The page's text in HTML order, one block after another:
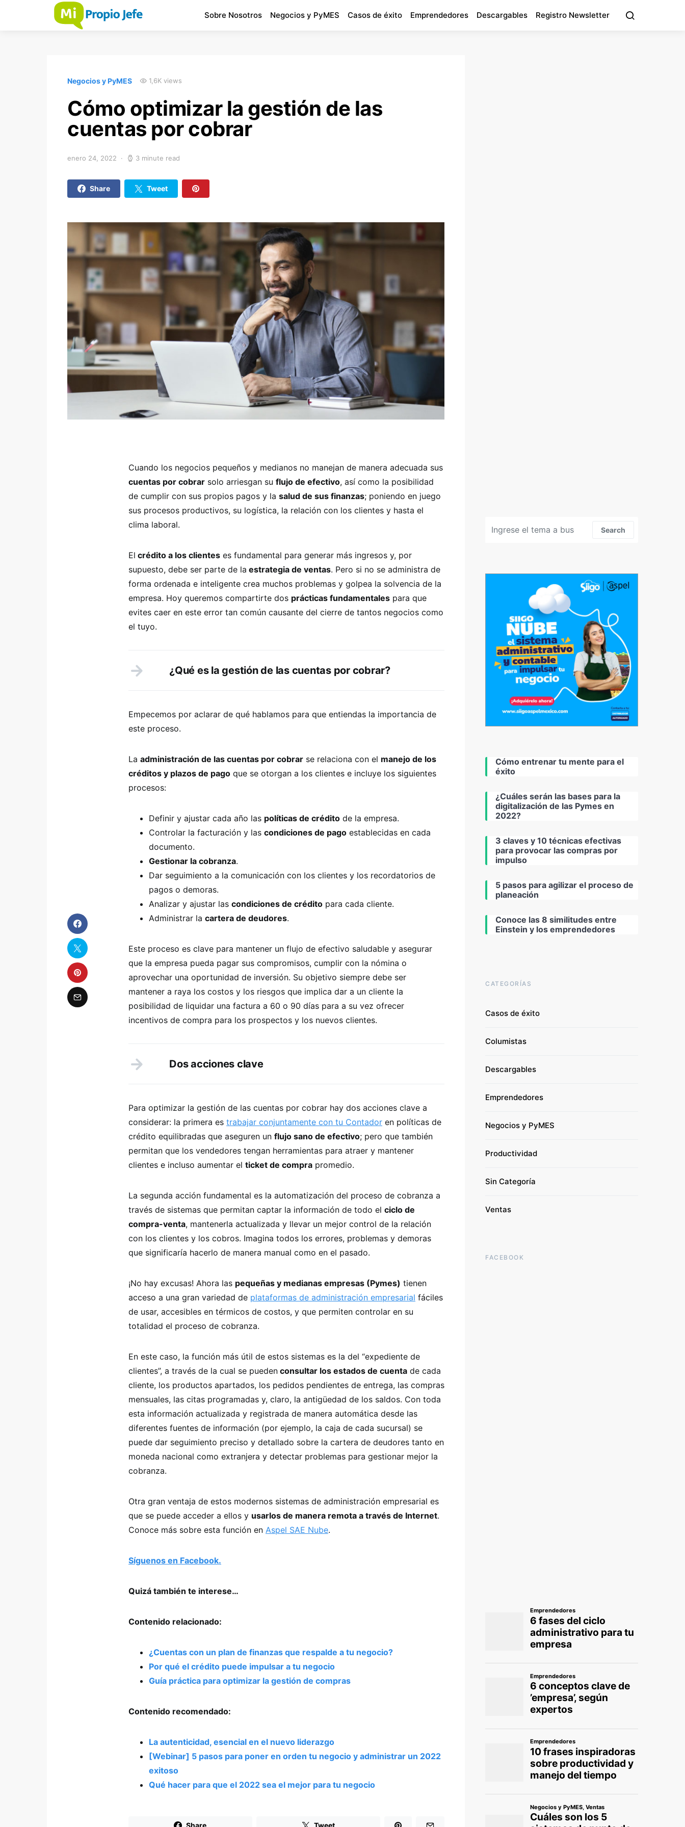
Sobre Nosotros Negocios y PyMES Casos de éxito Emprendedores Descargables Registro Newsletter
Negocios y PyMES 1,6K views
Cómo optimizar la gestión de las
cuentas por cobrar
enero 24, 2022 3 minute read
Share Tweet
Cuando los negocios pequeños y medianos no manejan de manera adecuada sus
cuentas por cobrar solo arriesgan su flujo de efectivo, así como la posibilidad
de cumplir con sus propios pagos y la salud de sus finanzas; poniendo en juego
sus procesos productivos, su logística, la relación con los clientes y hasta el
clima laboral.
El crédito a los clientes es fundamental para generar más ingresos y, por
supuesto, debe ser parte de la estrategia de ventas. Pero si no se administra de
forma ordenada e inteligente crea muchos problemas y golpea la solvencia de la
empresa. Hoy queremos compartirte dos prácticas fundamentales para que
evites caer en este error tan común causante del cierre de tantos negocios como
el tuyo.
¿Qué es la gestión de las cuentas por cobrar?
Empecemos por aclarar de qué hablamos para que entiendas la importancia de
este proceso.
La administración de las cuentas por cobrar se relaciona con el manejo de los
créditos y plazos de pago que se otorgan a los clientes e incluye los siguientes
procesos:
Definir y ajustar cada año las políticas de crédito de la empresa.
Controlar la facturación y las condiciones de pago establecidas en cada
documento.
Gestionar la cobranza.
Dar seguimiento a la comunicación con los clientes y los recordatorios de
pagos o demoras.
Analizar y ajustar las condiciones de crédito para cada cliente.
Administrar la cartera de deudores.
Este proceso es clave para mantener un flujo de efectivo saludable y asegurar
que la empresa pueda pagar sus compromisos, cumplir con la nómina o
aprovechar una oportunidad de inversión. Su objetivo siempre debe ser
mantener a raya los costos y los riesgos que implica dar a un cliente la
posibilidad de liquidar una factura a 60 o 90 días para a su vez ofrecer
incentivos de compra para los prospectos y los nuevos clientes.
Dos acciones clave
Para optimizar la gestión de las cuentas por cobrar hay dos acciones clave a
considerar: la primera es trabajar conjuntamente con tu Contador en políticas de
crédito equilibradas que aseguren un flujo sano de efectivo; pero que también
permitan que los vendedores tengan herramientas para atraer y mantener
clientes e incluso aumentar el ticket de compra promedio.
La segunda acción fundamental es la automatización del proceso de cobranza a
través de sistemas que permitan captar la información de todo el ciclo de
compra-venta, mantenerla actualizada y llevar un mejor control de la relación
con los clientes y los cobros. Imagina todos los errores, problemas y demoras
que significaría hacerlo de manera manual como en el pasado.
¡No hay excusas! Ahora las pequeñas y medianas empresas (Pymes) tienen
acceso a una gran variedad de plataformas de administración empresarial fáciles
de usar, accesibles en térmicos de costos, y que permiten controlar en su
totalidad el proceso de cobranza.
En este caso, la función más útil de estos sistemas es la del “expediente de
clientes”, a través de la cual se pueden consultar los estados de cuenta de cada
cliente, los productos apartados, los pedidos pendientes de entrega, las compras
mensuales, las citas programadas y, claro, la antigüedad de los saldos. Con toda
esta información actualizada y registrada de manera automática desde las
diferentes fuentes de información (por ejemplo, la caja de cada sucursal) se
puede dar seguimiento preciso y detallado sobre la cartera de deudores tanto en
moneda nacional como extranjera y detectar problemas para gestionar mejor la
cobranza.
Otra gran ventaja de estos modernos sistemas de administración empresarial es
que se puede acceder a ellos y usarlos de manera remota a través de Internet.
Conoce más sobre esta función en Aspel SAE Nube.
Síguenos en Facebook.
Quizá también te interese…
Contenido relacionado:
¿Cuentas con un plan de finanzas que respalde a tu negocio?
Por qué el crédito puede impulsar a tu negocio
Guía práctica para optimizar la gestión de compras
Contenido recomendado:
La autenticidad, esencial en el nuevo liderazgo
[Webinar] 5 pasos para poner en orden tu negocio y administrar un 2022
exitoso
Qué hacer para que el 2022 sea el mejor para tu negocio
Search
Cómo entrenar tu mente para el
éxito
¿Cuáles serán las bases para la
digitalización de las Pymes en
2022?
3 claves y 10 técnicas efectivas
para provocar las compras por
impulso
5 pasos para agilizar el proceso de
planeación
Conoce las 8 similitudes entre
Einstein y los emprendedores
CATEGORÍAS
Casos de éxito
Columistas
Descargables
Emprendedores
Negocios y PyMES
Productividad
Sin Categoría
Ventas
FACEBOOK